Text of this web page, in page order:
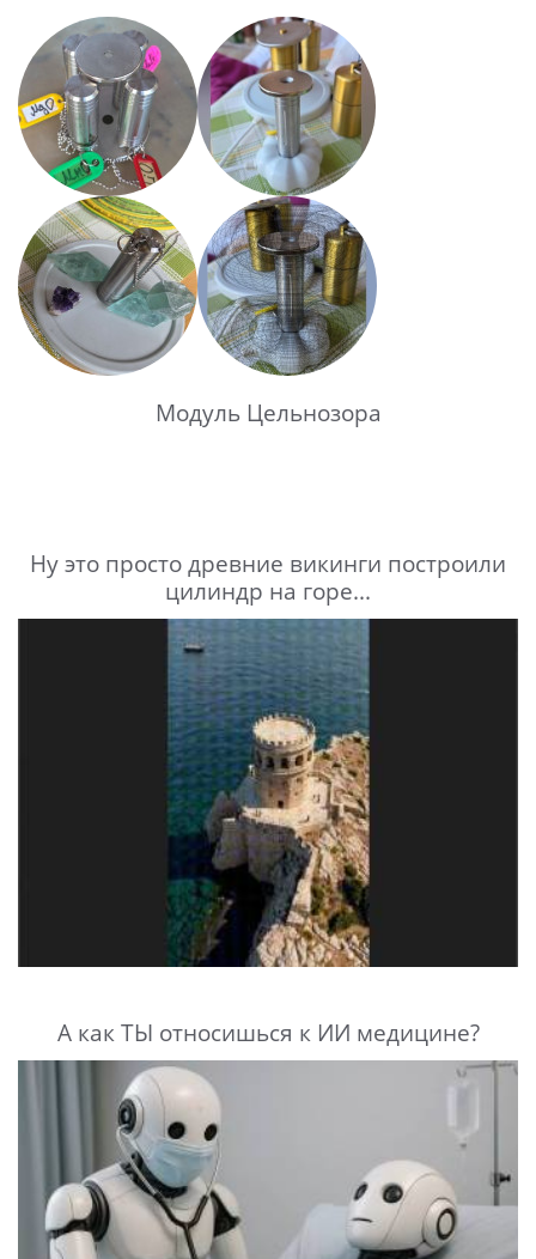
Модуль Цельнозора
Ну это просто древние викинги построили
цилиндр на горе...
А как ТЫ относишься к ИИ медицине?